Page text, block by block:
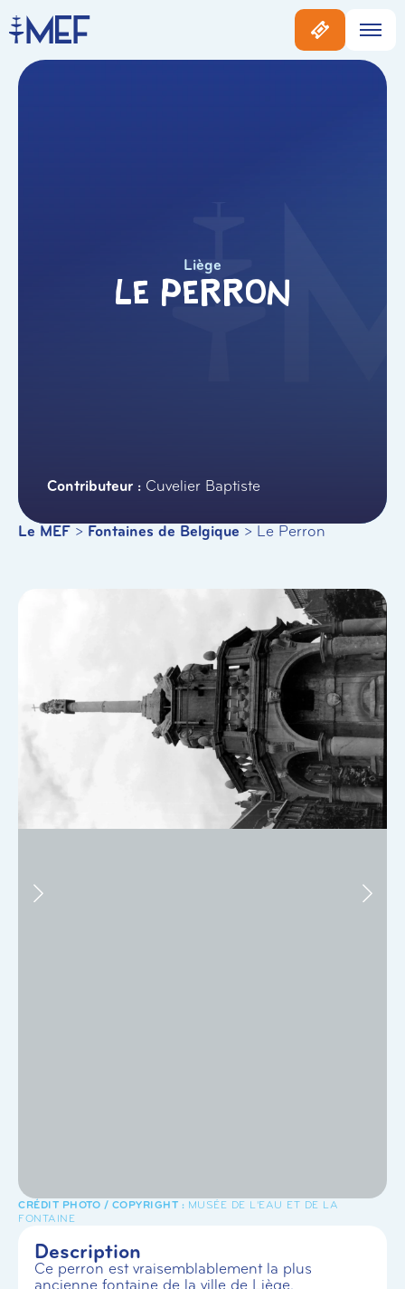
Liège
Le Perron
Cuvelier Baptiste
Le MEF > Fontaines de Belgique > Le Perron
MUSÉE DE L'EAU ET DE LA
FONTAINE
Description
Ce perron est vraisemblablement la plus
ancienne fontaine de la ville de Liège.